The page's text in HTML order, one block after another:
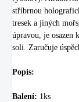
stříbrnou
tresek a jiných
úpravou, je osazen
soli. Zaručuje
Popis:
Balení: 1ks